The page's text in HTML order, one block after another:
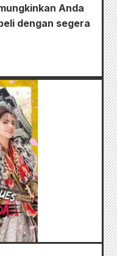
Anda
dengan segera